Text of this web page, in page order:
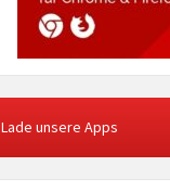
Lade unsere Apps